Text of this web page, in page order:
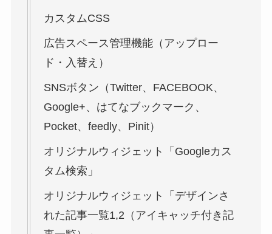
カスタムCSS
広告スペース管理機能（アップロー
ド・入替え）
SNSボタン（Twitter、FACEBOOK、
Google+、はてなブックマーク、
Pocket、feedly、Pinit）
オリジナルウィジェット「Googleカス
タム検索」
オリジナルウィジェット「デザインさ
れた記事一覧1,2（アイキャッチ付き記